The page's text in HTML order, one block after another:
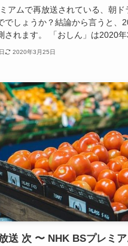
アムで再放送されている、朝
でしょうか？結論から言うと、
されます。 「おしん」は2020
2020年3月25日
送 次 〜 NHK BSプレミ